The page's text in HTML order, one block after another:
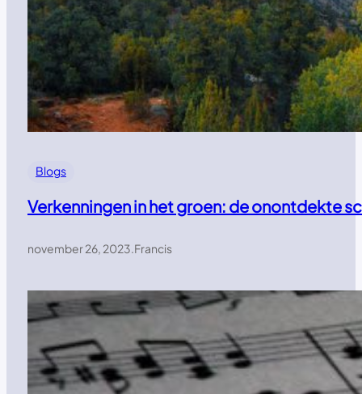
Blogs
Verkenningen in het groen: de onontdekte
november 26, 2023.Francis